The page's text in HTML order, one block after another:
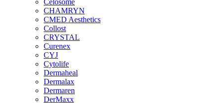
Celosome
CHAMRYN
CMED Aesthetics
Collost
CRYSTAL
Curenex
CYJ
Cytolife
Dermaheal
Dermalax
Dermaren
DerMaxx